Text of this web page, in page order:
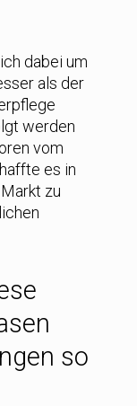
dabei um
als der
werden
vom
es in
zu
so